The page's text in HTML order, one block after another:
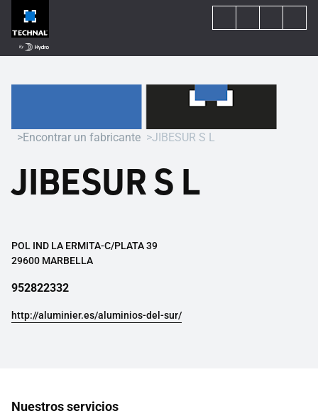
Encontrar un fabricante JIBESUR S L
JIBESUR S L
POL IND LA ERMITA-C/PLATA 39
29600 MARBELLA
952822332
http://aluminier.es/aluminios-del-sur/
Nuestros servicios